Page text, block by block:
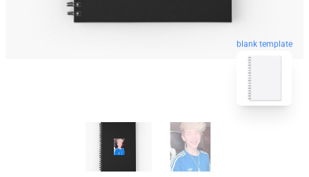
blank template